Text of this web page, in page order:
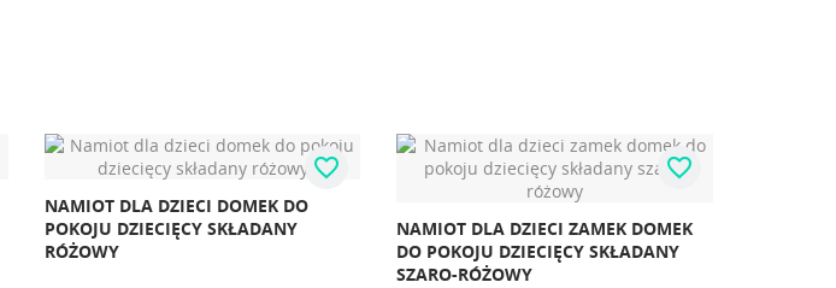
NAMIOT DLA DZIECI DOMEK DO
POKOJU DZIECIĘCY SKŁADANY
RÓŻOWY
favorite_border
NAMIOT DLA DZIECI ZAMEK DOMEK
DO POKOJU DZIECIĘCY SKŁADANY
SZARO-RÓŻOWY
favorite_border